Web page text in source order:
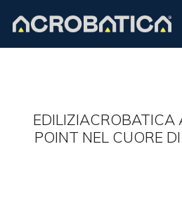
main
EDILIZIACROBATICA
POINT NEL CUORE